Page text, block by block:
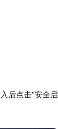
后点击“安全启